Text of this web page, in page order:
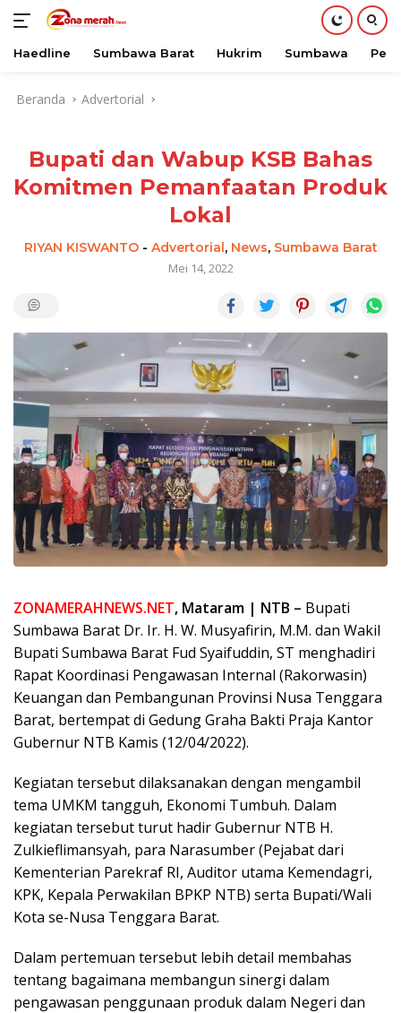
Haedline Sumbawa Barat Hukrim Sumbawa
Beranda Advertorial
Bupati dan Wabup KSB Bahas
Komitmen Pemanfaatan Produk
Lokal
RIYAN KISWANTO- Advertorial, News, Sumbawa Barat
Mei 14, 2022
ZONAMERAHNEWS.NET, Mataram | NTB – Bupati
Sumbawa Barat Dr. Ir. H. W. Musyafirin, M.M. dan Wakil
Bupati Sumbawa Barat Fud Syaifuddin, ST menghadiri
Rapat Koordinasi Pengawasan Internal (Rakorwasin)
Keuangan dan Pembangunan Provinsi Nusa Tenggara
Barat, bertempat di Gedung Graha Bakti Praja Kantor
Gubernur NTB Kamis (12/04/2022).
Kegiatan tersebut dilaksanakan dengan mengambil
tema UMKM tangguh, Ekonomi Tumbuh. Dalam
kegiatan tersebut turut hadir Gubernur NTB H.
Zulkieflimansyah, para Narasumber (Pejabat dari
Kementerian Parekraf RI, Auditor utama Kemendagri,
KPK, Kepala Perwakilan BPKP NTB) serta Bupati/Wali
Kota se-Nusa Tenggara Barat.
Dalam pertemuan tersebut lebih detail membahas
tentang bagaimana membangun sinergi dalam
pengawasan penggunaan produk dalam Negeri dan